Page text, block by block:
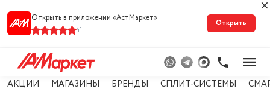
Открыть в приложении «АстМарке‪т‬»
41
Открыть
АКЦИИ МАГАЗИНЫ БРЕНДЫ СПЛИТ-СИСТЕМЫ